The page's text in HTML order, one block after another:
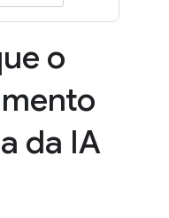
o
da IA